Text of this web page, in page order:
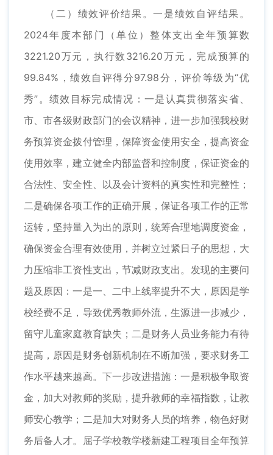
（二）绩效评价结果。一是绩效自评结果。
2024年度本部门（单位）整体支出全年预算数
3221.20万元，执行数3216.20万元，完成预算的
99.84%，绩效自评得分97.98分，评价等级为“优
秀”。绩效目标完成情况：一是认真贯彻落实省、
市、市各级财政部门的会议精神，进一步加强我校财
务预算资金拨付管理，保障资金使用安全，提高资金
使用效率，建立健全内部监督和控制度，保证资金的
合法性、安全性、以及会计资料的真实性和完整性；
二是确保各项工作的正确开展，保证各项工作的正常
运转，坚持量入为出的原则，统筹合理地调度资金，
确保资金合理有效使用，并树立过紧日子的思想，大
力压缩非工资性支出，节减财政支出。发现的主要问
题及原因：一是一、二中上线率提升不大，原因是学
校经费不足，导致优秀教师外流，生源进一步减少，
留守儿童家庭教育缺失；二是财务人员业务能力有待
提高，原因是财务创新机制在不断加强，要求财务工
作水平越来越高。下一步改进措施：一是积极争取资
金，加大对教师的奖励，提升教师的幸福指数，让教
师安心教学；二是加大对财务人员的培养，物色好财
务后备人才。屈子学校教学楼新建工程项目全年预算